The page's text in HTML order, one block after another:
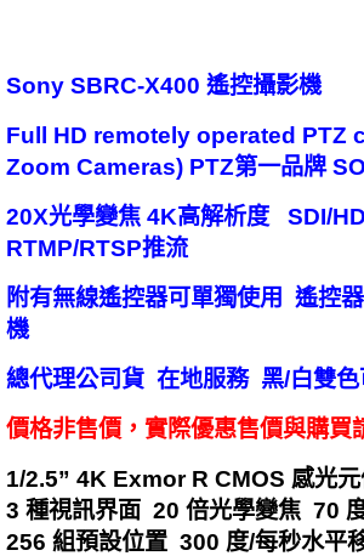
Sony SBRC-X400 遙控攝影機
Full HD remotely operated PTZ
Zoom Cameras) PTZ第一品牌
20X光學變焦 4K高解析度 SDI/
RTMP/RTSP推流
附有無線遙控器可單獨使用 遙控
機
總代理公司貨 在地服務 黑/白雙色
價格非售價，實際優惠售價與購買
1/2.5” 4K Exmor R CMOS 感光
3 種視訊界面 20 倍光學變焦 70
256 組預設位置 300 度/每秒水平